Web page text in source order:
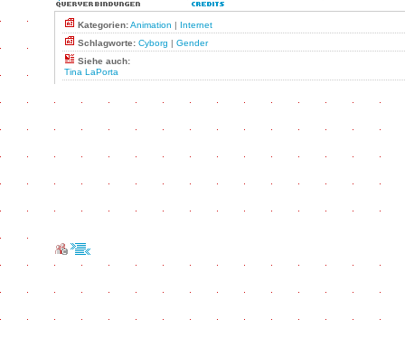
Kategorien:Animation | Internet
Schlagworte: Cyborg | Gender
Siehe auch:
Tina LaPorta